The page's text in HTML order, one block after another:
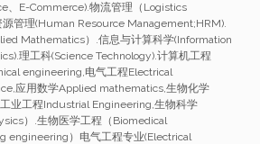
、E-Commerce).物流管理（Logistics
管理(Human Resource Management;HRM).
Mathematics）.信息与计算科学(Information
理工科(Science Technology).计算机工程
engineering,电气工程Electrical
应用数学Applied mathematics,生物化学
业工程Industrial Engineering,生物科学
）.生物医学工程（Biomedical
engineering）电气工程专业(Electrical